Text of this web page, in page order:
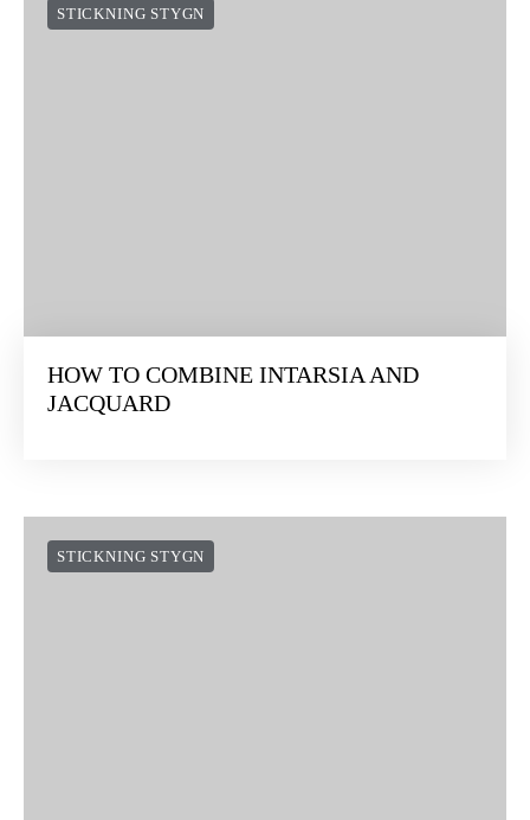
STICKNING STYGN
HOW TO COMBINE INTARSIA AND
JACQUARD
STICKNING STYGN